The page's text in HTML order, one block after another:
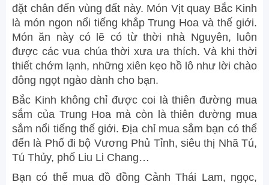
đặt chân đến vùng đất này. Món Vịt quay Bắc Kinh
là món ngon nổi tiếng khắp Trung Hoa và thế giới.
Món ăn này có lẽ có từ thời nhà Nguyên, luôn
được các vua chúa thời xưa ưa thích. Và khi thời
thiết chớm lạnh, những xiên kẹo hồ lô như lời chào
đông ngọt ngào dành cho bạn.
Bắc Kinh không chỉ được coi là thiên đường mua
sắm của Trung Hoa mà còn là thiên đường mua
sắm nổi tiếng thế giới. Địa chỉ mua sắm bạn có thể
đến là Phố đi bộ Vương Phủ Tỉnh, siêu thị Nhã Tú,
Tú Thủy, phố Liu Li Chang…
Bạn có thể mua đồ đồng Cảnh Thái Lam, ngọc,